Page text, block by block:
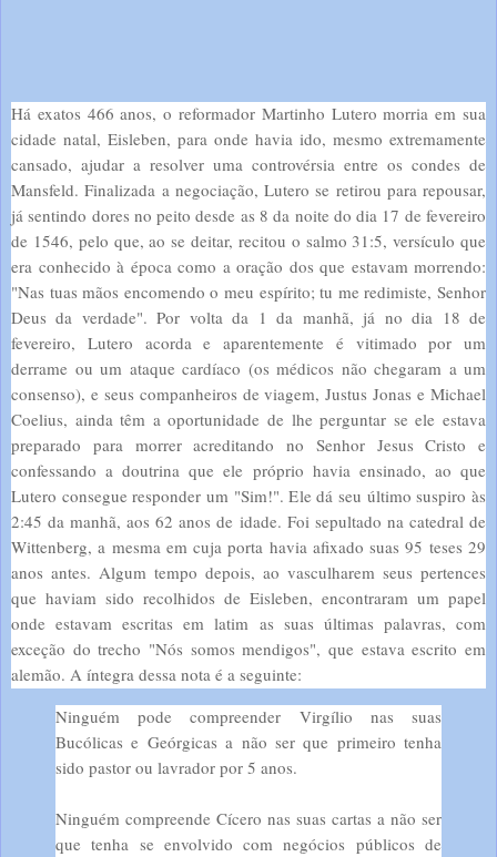
Há exatos 466 anos, o reformador Martinho Lutero morria em sua
cidade natal, Eisleben, para onde havia ido, mesmo extremamente
cansado, ajudar a resolver uma controvérsia entre os condes de
Mansfeld. Finalizada a negociação, Lutero se retirou para repousar,
já sentindo dores no peito desde as 8 da noite do dia 17 de fevereiro
de 1546, pelo que, ao se deitar, recitou o salmo 31:5, versículo que
era conhecido à época como a oração dos que estavam morrendo:
"Nas tuas mãos encomendo o meu espírito; tu me redimiste, Senhor
Deus da verdade". Por volta da 1 da manhã, já no dia 18 de
fevereiro, Lutero acorda e aparentemente é vitimado por um
derrame ou um ataque cardíaco (os médicos não chegaram a um
consenso), e seus companheiros de viagem, Justus Jonas e Michael
Coelius, ainda têm a oportunidade de lhe perguntar se ele estava
preparado para morrer acreditando no Senhor Jesus Cristo e
confessando a doutrina que ele próprio havia ensinado, ao que
Lutero consegue responder um "Sim!". Ele dá seu último suspiro às
2:45 da manhã, aos 62 anos de idade. Foi sepultado na catedral de
Wittenberg, a mesma em cuja porta havia afixado suas 95 teses 29
anos antes. Algum tempo depois, ao vasculharem seus pertences
que haviam sido recolhidos de Eisleben, encontraram um papel
onde estavam escritas em latim as suas últimas palavras, com
exceção do trecho "Nós somos mendigos", que estava escrito em
alemão. A íntegra dessa nota é a seguinte:
Ninguém pode compreender Virgílio nas suas
Bucólicas e Geórgicas a não ser que primeiro tenha
sido pastor ou lavrador por 5 anos.
Ninguém compreende Cícero nas suas cartas a não ser
que tenha se envolvido com negócios públicos de